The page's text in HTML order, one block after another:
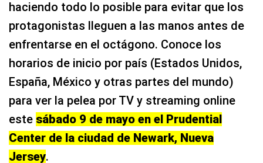
haciendo todo lo posible para evitar que los
protagonistas lleguen a las manos antes de
enfrentarse en el octágono. Conoce los
horarios de inicio por país (Estados Unidos,
España, México y otras partes del mundo)
para ver la pelea por TV y streaming online
este sábado 9 de mayo en el Prudential
Center de la ciudad de Newark, Nueva
Jersey.